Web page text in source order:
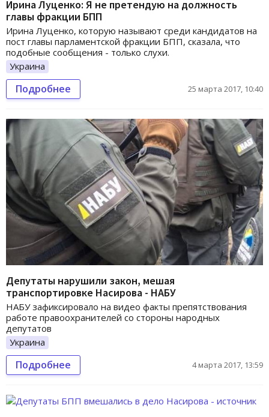
Ирина Луценко: Я не претендую на должность
главы фракции БПП
Ирина Луценко, которую называют среди кандидатов на
пост главы парламентской фракции БПП, сказала, что
подобные сообщения - только слухи.
Украина
Подробнее 25 марта 2017, 10:40
Депутаты нарушили закон, мешая
транспортировке Насирова - НАБУ
НАБУ зафиксировало на видео факты препятствования
работе правоохранителей со стороны народных
депутатов
Украина
Подробнее 4 марта 2017, 13:59